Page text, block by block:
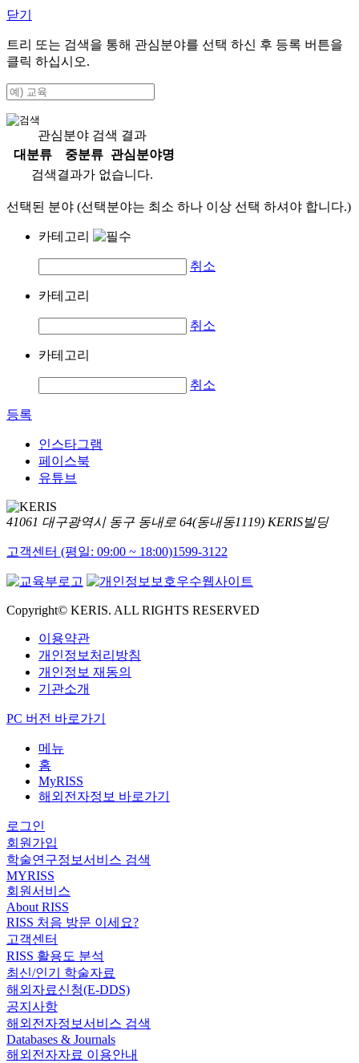
닫기
트리 또는 검색을 통해 관심분야를 선택 하신 후 등록 버튼을
클릭 하십시오.
관심분야 검색 결과
대분류
중분류
관심분야명
검색결과가 없습니다.
선택된 분야 (선택분야는 최소 하나 이상 선택 하셔야 합니다.)
카테고리
취소
카테고리
취소
카테고리
취소
등록
인스타그램
페이스북
유튜브
41061 대구광역시 동구 동내로 64(동내동1119) KERIS빌딩
고객센터 (평일: 09:00 ~ 18:00)1599-3122
Copyright© KERIS. ALL RIGHTS RESERVED
이용약관
개인정보처리방침
개인정보 재동의
기관소개
PC 버전 바로가기
메뉴
홈
MyRISS
해외전자정보 바로가기
로그인
회원가입
학술연구정보서비스 검색
MYRISS
회원서비스
About RISS
RISS 처음 방문 이세요?
고객센터
RISS 활용도 분석
최신/인기 학술자료
해외자료신청(E-DDS)
공지사항
해외전자정보서비스 검색
Databases & Journals
해외전자자료 이용안내